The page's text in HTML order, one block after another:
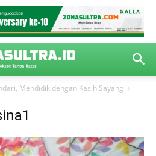
Mendidik dengan Kasih Sayang